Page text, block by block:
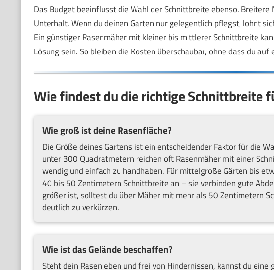
Das Budget beeinflusst die Wahl der Schnittbreite ebenso.
Unterhalt. Wenn du deinen Garten nur gelegentlich pflegst, lohnt
Ein günstiger Rasenmäher mit kleiner bis mittlerer Schnittbreite
Lösung sein. So bleiben die Kosten überschaubar, ohne dass du
Wie findest du die richtige Schnittbreite
Wie groß ist deine Rasenfläche?
Die Größe deines Gartens ist ein entscheidender Faktor für die
unter 300 Quadratmetern reichen oft Rasenmäher mit einer
wendig und einfach zu handhaben. Für mittelgroße Gärten bis
40 bis 50 Zentimetern Schnittbreite an – sie verbinden gute
größer ist, solltest du über Mäher mit mehr als 50 Zentimetern
deutlich zu verkürzen.
Wie ist das Gelände beschaffen?
Steht dein Rasen eben und frei von Hindernissen, kannst du